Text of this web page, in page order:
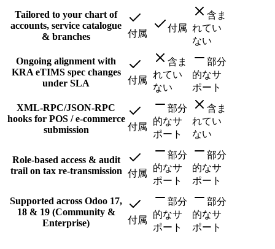
Tailored to your chart of
accounts, service catalogue
& branches
付属
付属
含ま
れてい
ない
Ongoing alignment with
KRA eTIMS spec changes
under SLA
付属
含ま
れてい
ない
部分
的なサ
ポート
XML-RPC/JSON-RPC
hooks for POS / e-commerce
submission
付属
部分
的なサ
ポート
含ま
れてい
ない
Role-based access & audit
trail on tax re-transmission 付属
部分
的なサ
ポート
部分
的なサ
ポート
Supported across Odoo 17,
18 & 19 (Community &
Enterprise)
付属
部分
的なサ
ポート
部分
的なサ
ポート